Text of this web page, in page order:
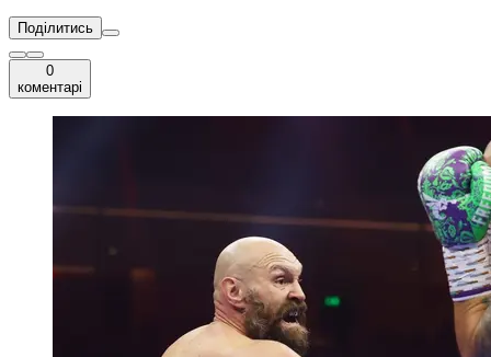
Поділитись
0
коментарі